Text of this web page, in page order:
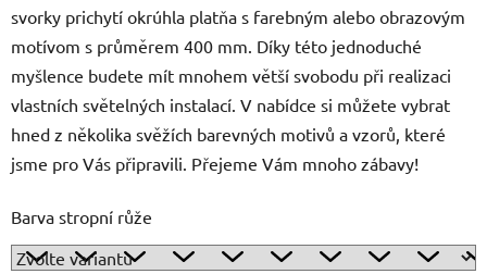
svorky prichytí okrúhla platňa s farebným alebo obrazovým
motívom s průměrem 400 mm. Díky této jednoduché
myšlence budete mít mnohem větší svobodu při realizaci
vlastních světelných instalací. V nabídce si můžete vybrat
hned z několika svěžích barevných motivů a vzorů, které
jsme pro Vás připravili. Přejeme Vám mnoho zábavy!
Barva stropní růže